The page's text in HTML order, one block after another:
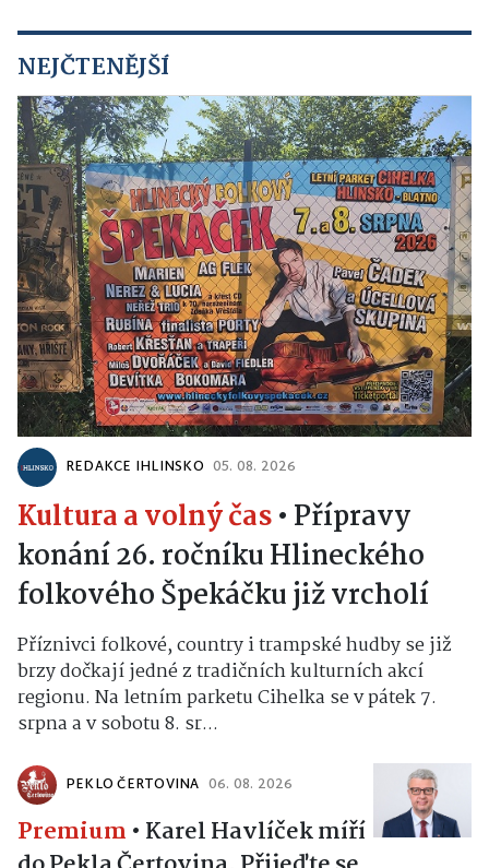
NEJČTENĚJŠÍ
REDAKCE IHLINSKO 05. 08. 2026
Kultura a volný čas• Přípravy
konání 26. ročníku Hlineckého
folkového Špekáčku již vrcholí
Příznivci folkové, country i trampské hudby se již
brzy dočkají jedné z tradičních kulturních akcí
regionu. Na letním parketu Cihelka se v pátek 7.
srpna a v sobotu 8. sr...
PEKLO ČERTOVINA 06. 08. 2026
Premium • Karel Havlíček míří